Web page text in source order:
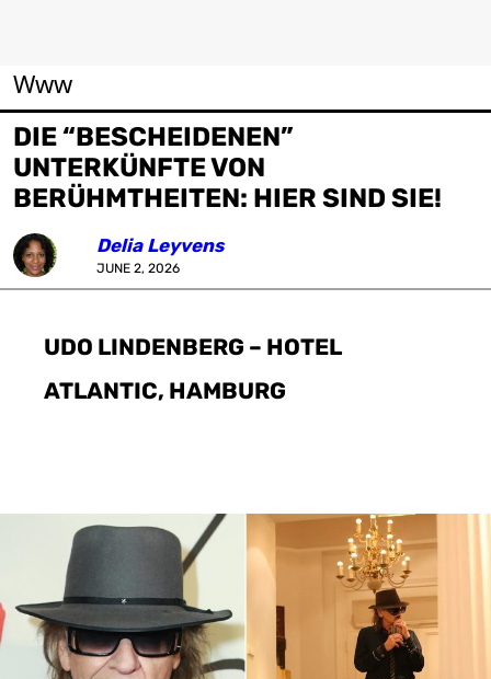
Www
DIE “BESCHEIDENEN”
UNTERKÜNFTE VON
BERÜHMTHEITEN: HIER SIND SIE!
Delia Leyvens
JUNE 2, 2026
UDO LINDENBERG – HOTEL
ATLANTIC, HAMBURG